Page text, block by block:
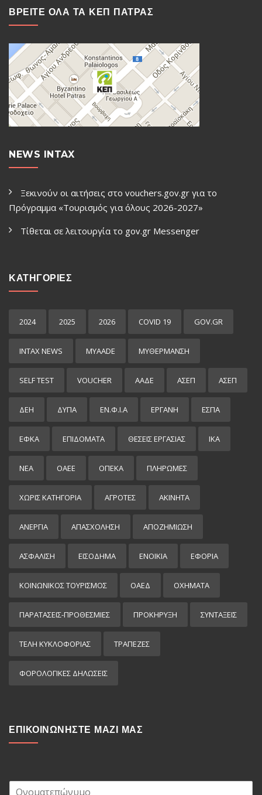
ΒΡΕΙΤΕ ΟΛΑ ΤΑ ΚΕΠ ΠΑΤΡΑΣ
NEWS INTAX
Ξεκινούν οι αιτήσεις στο vouchers.gov.gr για το
Πρόγραμμα «Τουρισμός για όλους 2026-2027»
Τίθεται σε λειτουργία το gov.gr Μessenger
ΚΑΤΗΓΟΡΙΕΣ
2024 2025 2026 COVID 19 GOV.GR
INTAX NEWS MYAADE MYΘΈΡΜΑΝΣΗ
SELF TEST VOUCHER ΑΑΔΕ ΑΣΕΠ ΑΣΕΠ
ΔΕΗ ΔΥΠΑ ΕΝ.Φ.Ι.Α ΕΡΓΑΝΗ ΕΣΠΑ
ΕΦΚΑ ΕΠΙΔΌΜΑΤΑ ΘΕΣΕΙΣ ΕΡΓΑΣΙΑΣ ΙΚΑ
ΝΕΑ ΟΑΕΕ ΟΠΕΚΑ ΠΛΗΡΩΜΕΣ
ΧΩΡΊΣ ΚΑΤΗΓΟΡΊΑ ΑΓΡΟΤΕΣ ΑΚΙΝΗΤΑ
ΑΝΕΡΓΙΑ ΑΠΑΣΧΟΛΗΣΗ ΑΠΟΖΗΜΙΩΣΗ
ΑΣΦΑΛΙΣΗ ΕΙΣΌΔΗΜΑ ΕΝΟΙΚΙΑ ΕΦΟΡΙΑ
ΚΟΙΝΩΝΙΚΟΣ ΤΟΥΡΙΣΜΟΣ ΟΑΕΔ ΟΧΗΜΑΤΑ
ΠΑΡΑΤΑΣΕΙΣ-ΠΡΟΘΕΣΜΙΕΣ ΠΡΟΚΉΡΥΞΗ ΣΥΝΤΑΞΕΙΣ
ΤΕΛΗ ΚΥΚΛΟΦΟΡΙΑΣ ΤΡΑΠΕΖΕΣ
ΦΟΡΟΛΟΓΙΚΕΣ ΔΗΛΩΣΕΙΣ
ΕΠΙΚΟΙΝΩΝΗΣΤΕ ΜΑΖΙ ΜΑΣ